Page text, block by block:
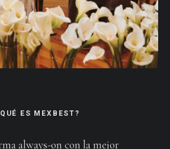
ES MEXBEST?
always-on con la mejor